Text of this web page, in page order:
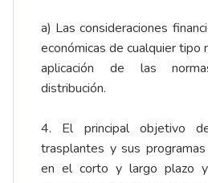
a) Las consideraciones
económicas de cualquier tipo
aplicación de las
distribución.
4. El principal objetivo
trasplantes y sus
en el corto y largo plazo